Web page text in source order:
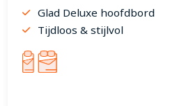
Glad Deluxe hoofdbord
Tijdloos & stijlvol